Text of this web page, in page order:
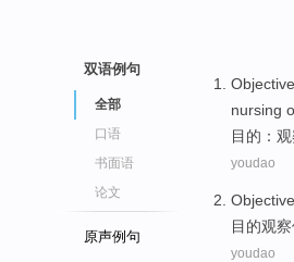
双语例句
全部
口语
书面语
论文
原声例句
nursing
目的 ：
youdao
目的观察
youdao